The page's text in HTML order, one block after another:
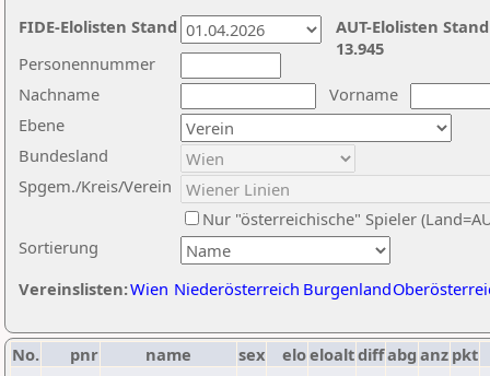
Nachname
Vorname
Ebene
Sortierung
Personennummer
Bundesland
Spgem./Kreis/Verein
Nur "österreichische" Spieler
Vereinslisten:Wien Niederösterreich Burgenland
AUT-Elolisten
13.945
FIDE-Elolisten Stand
No. pnr name sex eloeloaltdiffabg anz pkt